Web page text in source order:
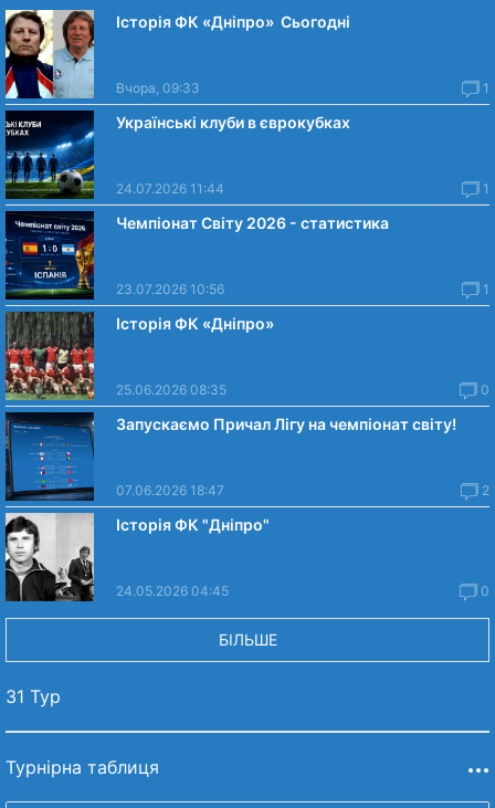
Історія ФК «Дніпро» Сьогодні
Вчора, 09:33 1
Українські клуби в єврокубках
24.07.2026 11:44 1
Чемпіонат Світу 2026 - статистика
23.07.2026 10:56 1
Історія ФК «Дніпро»
25.06.2026 08:35 0
Запускаємо Причал Лігу на чемпіонат світу!
07.06.2026 18:47 2
Історія ФК "Дніпро"
24.05.2026 04:45 0
БІЛЬШЕ
31 Тур
Турнірна таблиця